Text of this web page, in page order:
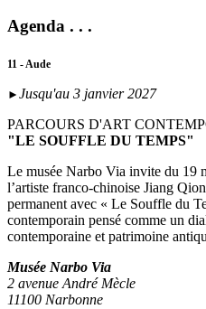
Agenda . . .
11 - Aude
► Jusqu'au 3 janvier 2027
PARCOURS D'ART
"LE SOUFFLE DU TEMPS"
Le musée Narbo Via invite du 19
l’artiste franco-chinoise Jiang
permanent avec « Le Souffle du
contemporain pensé comme un
contemporaine et patrimoine
Musée Narbo Via
2 avenue André Mècle
11100 Narbonne